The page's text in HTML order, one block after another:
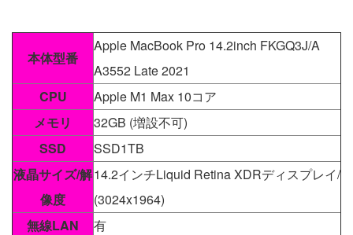
本体型番
Apple MacBook Pro 14.2inch FKGQ3J/A
A3552 Late 2021
CPU
Apple M1 Max 10コア
メモリ
32GB (増設不可)
SSD
SSD1TB
液晶サイズ/解
像度
14.2インチLiquid Retina XDRディスプレイ/
(3024x1964)
無線LAN
有